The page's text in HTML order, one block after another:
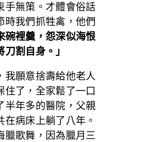
手無策。才體會俗話
時我們抓牲禽，他們
碗裡羹，怨深似海恨
割自身。」
願意捨壽給他老人
住了，全家鬆了一口
半年多的醫院，父親
病床上躺了八年。
臘歌舞，因為臘月三